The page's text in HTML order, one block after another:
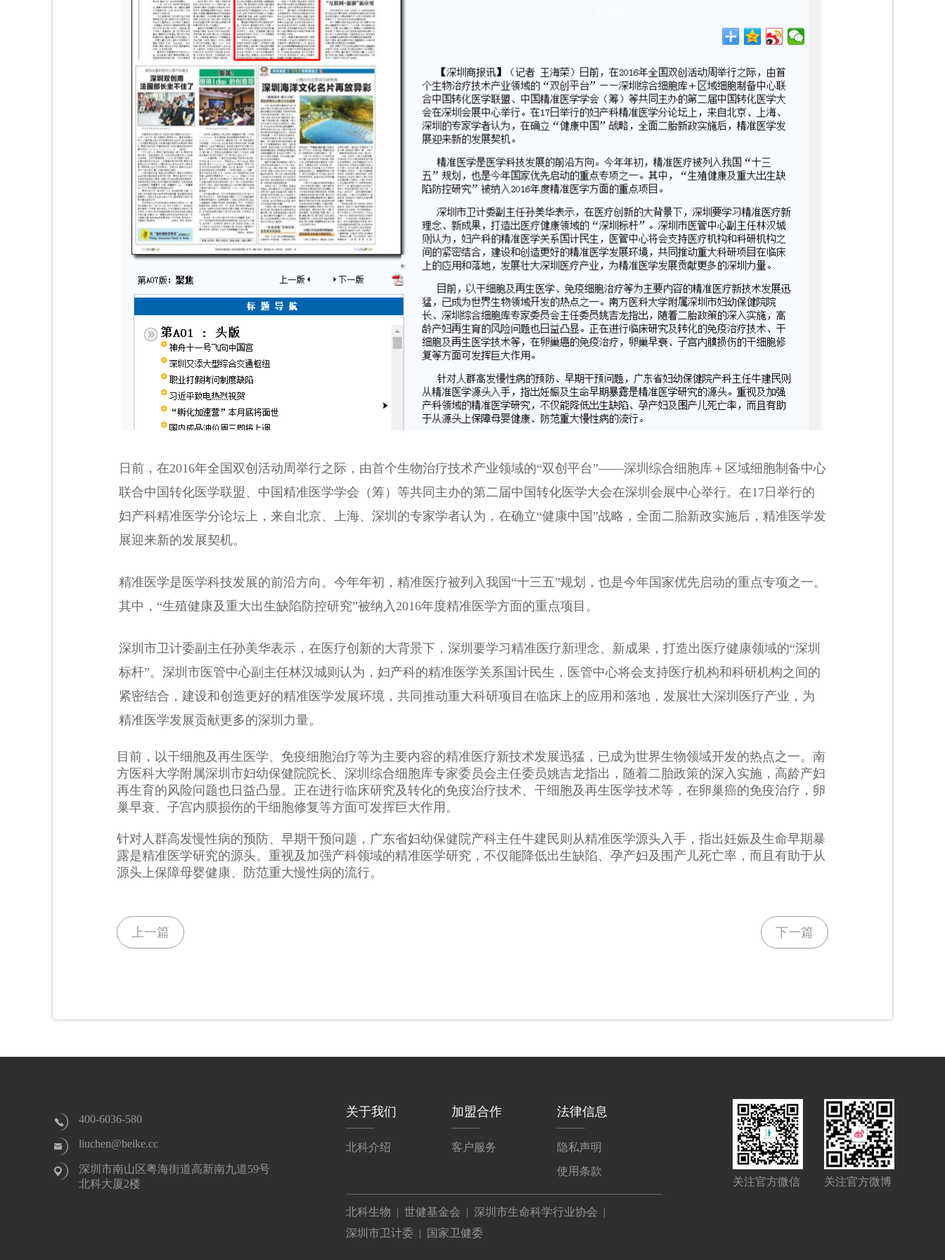
日前，在2016年全国双创活动周举行之际，由首个生物治疗技术产业领域的“双创平台”——深圳综合细胞库＋区域细胞制备中心
联合中国转化医学联盟、中国精准医学学会（筹）等共同主办的第二届中国转化医学大会在深圳会展中心举行。在17日举行的
妇产科精准医学分论坛上，来自北京、上海、深圳的专家学者认为，在确立“健康中国”战略，全面二胎新政实施后，精准医学发
展迎来新的发展契机。
精准医学是医学科技发展的前沿方向。今年年初，精准医疗被列入我国“十三五”规划，也是今年国家优先启动的重点专项之一。
其中，“生殖健康及重大出生缺陷防控研究”被纳入2016年度精准医学方面的重点项目。
深圳市卫计委副主任孙美华表示，在医疗创新的大背景下，深圳要学习精准医疗新理念、新成果，打造出医疗健康领域的“深圳
标杆”。深圳市医管中心副主任林汉城则认为，妇产科的精准医学关系国计民生，医管中心将会支持医疗机构和科研机构之间的
紧密结合，建设和创造更好的精准医学发展环境，共同推动重大科研项目在临床上的应用和落地，发展壮大深圳医疗产业，为
精准医学发展贡献更多的深圳力量。
目前，以干细胞及再生医学、免疫细胞治疗等为主要内容的精准医疗新技术发展迅猛，已成为世界生物领域开发的热点之一。南
方医科大学附属深圳市妇幼保健院院长、深圳综合细胞库专家委员会主任委员姚吉龙指出，随着二胎政策的深入实施，高龄产妇
再生育的风险问题也日益凸显。正在进行临床研究及转化的免疫治疗技术、干细胞及再生医学技术等，在卵巢癌的免疫治疗，卵
巢早衰、子宫内膜损伤的干细胞修复等方面可发挥巨大作用。
针对人群高发慢性病的预防、早期干预问题，广东省妇幼保健院产科主任牛建民则从精准医学源头入手，指出妊娠及生命早期暴
露是精准医学研究的源头。重视及加强产科领域的精准医学研究，不仅能降低出生缺陷、孕产妇及围产儿死亡率，而且有助于从
源头上保障母婴健康、防范重大慢性病的流行。
上一篇 下一篇
400-6036-580
liuchen@beike.cc
深圳市南山区粤海街道高新南九道59号
北科大厦2楼
关于我们
北科介绍
加盟合作
客户服务
法律信息
隐私声明
使用条款
北科生物 | 世健基金会 | 深圳市生命科学行业协会 |
深圳市卫计委 | 国家卫健委
关注官方微信 关注官方微博